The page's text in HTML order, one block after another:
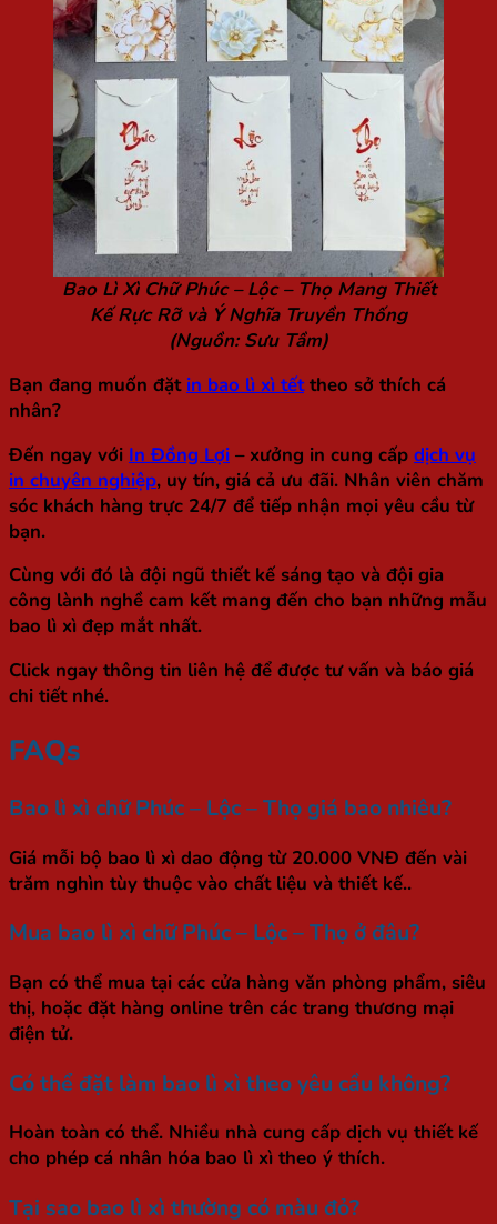
Bao Lì Xì Chữ Phúc – Lộc – Thọ Mang Thiết
Kế Rực Rỡ và Ý Nghĩa Truyền Thống
(Nguồn: Sưu Tầm)
Bạn đang muốn đặt in bao lì xì tếttheo sở thích cá
nhân?
Đến ngay với In Đồng Lợi – xưởng in cung cấp dịch vụ
in chuyên nghiệp, uy tín, giá cả ưu đãi. Nhân viên chăm
sóc khách hàng trực 24/7 để tiếp nhận mọi yêu cầu từ
bạn.
Cùng với đó là đội ngũ thiết kế sáng tạo và đội gia
công lành nghề cam kết mang đến cho bạn những mẫu
bao lì xì đẹp mắt nhất.
Click ngay thông tin liên hệ để được tư vấn và báo giá
chi tiết nhé.
FAQs
Bao lì xì chữ Phúc – Lộc – Thọ giá bao nhiêu?
Giá mỗi bộ bao lì xì dao động từ 20.000 VNĐ đến vài
trăm nghìn tùy thuộc vào chất liệu và thiết kế..
Mua bao lì xì chữ Phúc – Lộc – Thọ ở đâu?
Bạn có thể mua tại các cửa hàng văn phòng phẩm, siêu
thị, hoặc đặt hàng online trên các trang thương mại
điện tử.
Có thể đặt làm bao lì xì theo yêu cầu không?
Hoàn toàn có thể. Nhiều nhà cung cấp dịch vụ thiết kế
cho phép cá nhân hóa bao lì xì theo ý thích.
Tại sao bao lì xì thường có màu đỏ?